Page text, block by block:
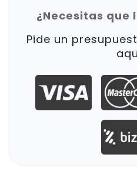
¿Necesitas que
Pide un